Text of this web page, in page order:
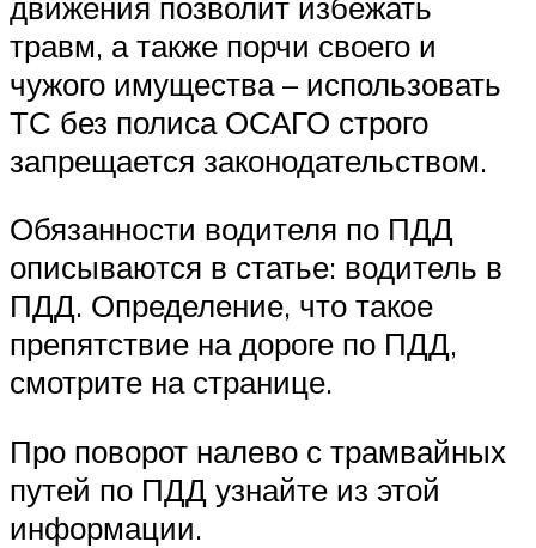
травм, а также порчи своего и
чужого имущества – использовать
ТС без полиса ОСАГО строго
запрещается законодательством.
Обязанности водителя по ПДД
описываются в статье: водитель в
ПДД. Определение, что такое
препятствие на дороге по ПДД,
смотрите на странице.
Про поворот налево с трамвайных
путей по ПДД узнайте из этой
информации.